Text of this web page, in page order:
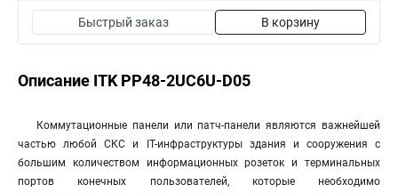
Быстрый заказ В корзину
Описание ITK PP48-2UC6U-D05
Коммутационные панели или патч-панели являются важнейшей
частью любой СКС и IT-инфраструктуры здания и сооружения с
большим количеством информационных розеток и терминальных
портов конечных пользователей, которые необходимо